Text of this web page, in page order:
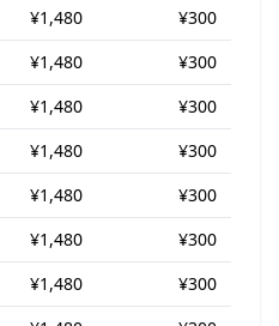
¥1,480
¥300
¥1,480
¥300
¥1,480
¥300
¥1,480
¥300
¥1,480
¥300
¥1,480
¥300
¥1,480
¥300